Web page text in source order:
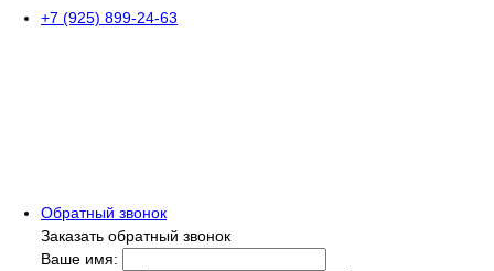
+7 (925) 899-24-63
Обратный звонок
Заказать обратный звонок
Ваше имя: